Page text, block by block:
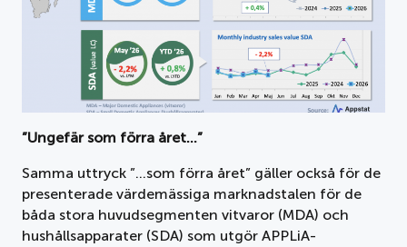
”Ungefär som förra året…”
Samma uttryck ”…som förra året” gäller också för de
presenterade värdemässiga marknadstalen för de
båda stora huvudsegmenten vitvaror (MDA) och
hushållsapparater (SDA) som utgör APPLiA-